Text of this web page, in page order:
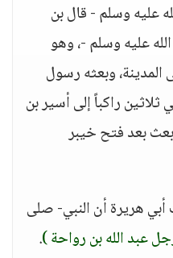
عليه وسلم - قال بن
عليه وسلم -، وهو
المدينة، وبعثه رسول
راكباً إلى أسير بن
بعد فتح خيبر
هريرة أن النبي- صلى
عبد الله بن رواحة ).